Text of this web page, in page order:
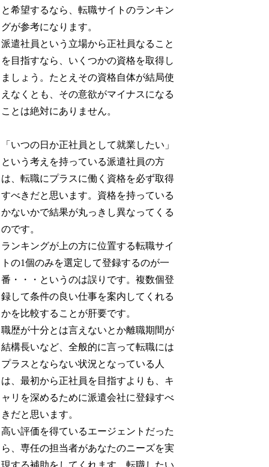
と希望するなら、転職サイトのランキン
グが参考になります。
派遣社員という立場から正社員なること
を目指すなら、いくつかの資格を取得し
ましょう。たとえその資格自体が結局使
えなくとも、その意欲がマイナスになる
ことは絶対にありません。
「いつの日か正社員として就業したい」
という考えを持っている派遣社員の方
は、転職にプラスに働く資格を必ず取得
すべきだと思います。資格を持っている
かないかで結果が丸っきし異なってくる
のです。
ランキングが上の方に位置する転職サイ
トの1個のみを選定して登録するのが一
番・・・というのは誤りです。複数個登
録して条件の良い仕事を案内してくれる
かを比較することが肝要です。
職歴が十分とは言えないとか離職期間が
結構長いなど、全般的に言って転職には
プラスとならない状況となっている人
は、最初から正社員を目指すよりも、キ
ャリを深めるために派遣会社に登録すべ
きだと思います。
高い評価を得ているエージェントだった
ら、専任の担当者があなたのニーズを実